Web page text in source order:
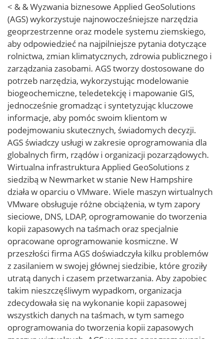
< & & Wyzwania biznesowe Applied GeoSolutions
(AGS) wykorzystuje najnowocześniejsze narzędzia
geoprzestrzenne oraz modele systemu ziemskiego,
aby odpowiedzieć na najpilniejsze pytania dotyczące
rolnictwa, zmian klimatycznych, zdrowia publicznego i
zarządzania zasobami. AGS tworzy dostosowane do
potrzeb narzędzia, wykorzystując modelowanie
biogeochemiczne, teledetekcję i mapowanie GIS,
jednocześnie gromadząc i syntetyzując kluczowe
informacje, aby pomóc swoim klientom w
podejmowaniu skutecznych, świadomych decyzji.
AGS świadczy usługi w zakresie oprogramowania dla
globalnych firm, rządów i organizacji pozarządowych.
Wirtualna infrastruktura Applied GeoSolutions z
siedzibą w Newmarket w stanie New Hampshire
działa w oparciu o VMware. Wiele maszyn wirtualnych
VMware obsługuje różne obciążenia, w tym zapory
sieciowe, DNS, LDAP, oprogramowanie do tworzenia
kopii zapasowych na taśmach oraz specjalnie
opracowane oprogramowanie kosmiczne. W
przeszłości firma AGS doświadczyła kilku problemów
z zasilaniem w swojej głównej siedzibie, które groziły
utratą danych i czasem przetwarzania. Aby zapobiec
takim nieszczęśliwym wypadkom, organizacja
zdecydowała się na wykonanie kopii zapasowej
wszystkich danych na taśmach, w tym samego
oprogramowania do tworzenia kopii zapasowych